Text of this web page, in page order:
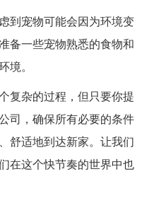
到宠物可能会因为环境变
备一些宠物熟悉的食物和
境。
复杂的过程，但只要你提
司，确保所有必要的条件
舒适地到达新家。让我们
在这个快节奏的世界中也